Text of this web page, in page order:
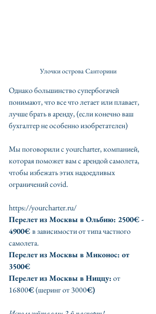
Улочки острова Санторини
Однако большинство супербогачей
понимают, что все что летает или плавает,
лучше брать в аренду, (если конечно ваш
бухгалтер не особенно изобретателен)
Мы поговорили с yourcharter, компанией,
которая поможет вам с арендой самолета,
чтобы избежать этих надоедливых
ограничений covid.
https://yourcharter.ru/
Перелет из Москвы в Ольбию: 2500€ -
4900€ в зависимости от типа частного
самолета.
Перелет из Москвы в Миконос: от
3500€
Перелет из Москвы в Ниццу: от
16800€ (шеринг от 3000€)